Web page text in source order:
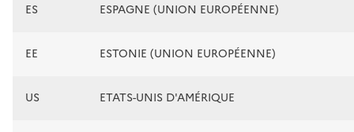
ES ESPAGNE (UNION EUROPÉENNE)
EE ESTONIE (UNION EUROPÉENNE)
US ETATS-UNIS D'AMÉRIQUE